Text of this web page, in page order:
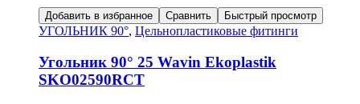
Добавить в избранное Сравнить Быстрый просмотр
УГОЛЬНИК 90°, Цельнопластиковые фитинги
Угольник 90° 25 Wavin Ekoplastik
SKO02590RCT